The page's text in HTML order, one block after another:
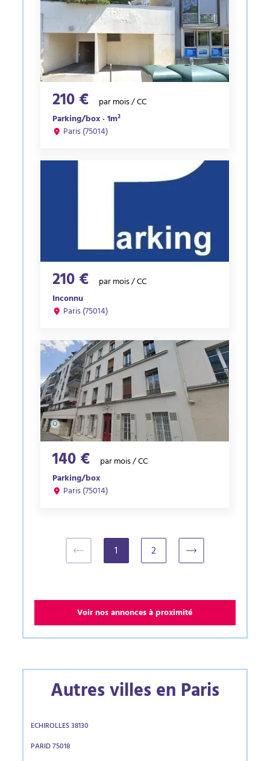
210 €
par mois / CC
Parking/box · 1m²
Paris (75014)
210 €
par mois / CC
Inconnu
Paris (75014)
140 €
par mois / CC
Parking/box
Paris (75014)
1(current)2
Voir nos annonces à proximité
Autres villes en Paris
ECHIROLLES 38130
PARID 75018